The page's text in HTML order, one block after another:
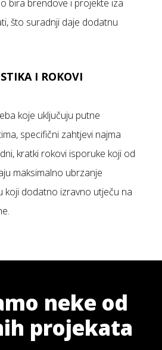
bira brendove i projekte iza
što suradnji daje dodatnu
I ROKOVI
koje uključuju putne
specifični zahtjevi najma
kratki rokovi isporuke koji od
maksimalno ubrzanje
koji dodatno izravno utječu na
neke od
projekata